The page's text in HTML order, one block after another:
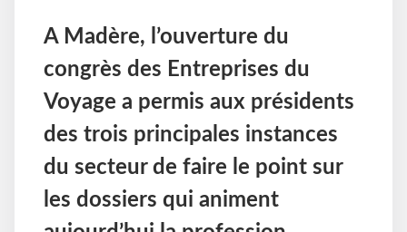
A Madère, l’ouverture du
congrès des Entreprises du
Voyage a permis aux présidents
des trois principales instances
du secteur de faire le point sur
les dossiers qui animent